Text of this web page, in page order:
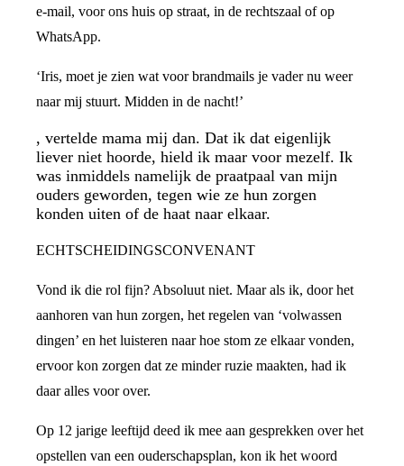
e-mail, voor ons huis op straat, in de rechtszaal of op
WhatsApp.
‘Iris, moet je zien wat voor brandmails je vader nu weer
naar mij stuurt. Midden in de nacht!’
, vertelde mama mij dan. Dat ik dat eigenlijk
liever niet hoorde, hield ik maar voor mezelf. Ik
was inmiddels namelijk de praatpaal van mijn
ouders geworden, tegen wie ze hun zorgen
konden uiten of de haat naar elkaar.
ECHTSCHEIDINGSCONVENANT
Vond ik die rol fijn? Absoluut niet. Maar als ik, door het
aanhoren van hun zorgen, het regelen van ‘volwassen
dingen’ en het luisteren naar hoe stom ze elkaar vonden,
ervoor kon zorgen dat ze minder ruzie maakten, had ik
daar alles voor over.
Op 12 jarige leeftijd deed ik mee aan gesprekken over het
opstellen van een ouderschapsplan, kon ik het woord